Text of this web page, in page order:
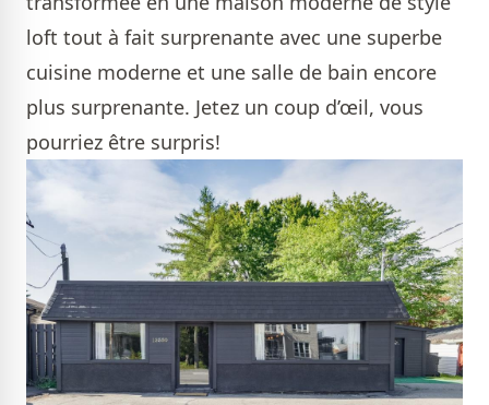
loft tout à fait surprenante avec une superbe
cuisine moderne et une salle de bain encore
plus surprenante. Jetez un coup d’œil, vous
pourriez être surpris!